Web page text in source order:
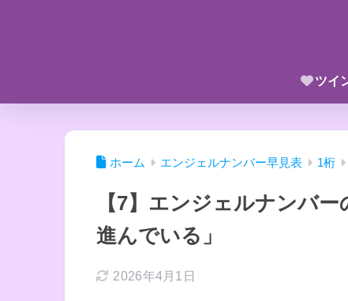
ツイ
ホーム エンジェルナンバー早見表 1桁
【7】エンジェルナンバ
進んでいる」
2026年4月1日